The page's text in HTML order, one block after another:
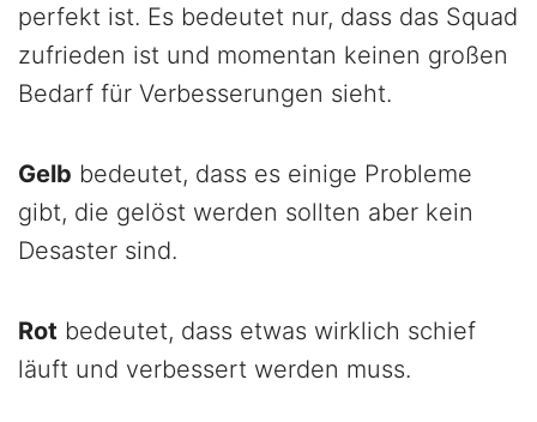
perfekt ist. Es bedeutet nur, dass das Squad
zufrieden ist und momentan keinen großen
Bedarf für Verbesserungen sieht.
Gelb bedeutet, dass es einige Probleme
gibt, die gelöst werden sollten aber kein
Desaster sind.
Rot bedeutet, dass etwas wirklich schief
läuft und verbessert werden muss.